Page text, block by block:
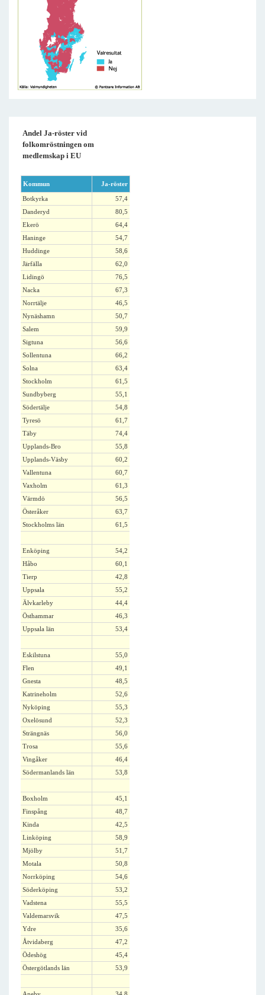
Andel Ja-röster vid
folkomröstningen om
medlemskap i EU
Kommun Ja-röster
Botkyrka
57,4
Danderyd
80,5
Ekerö
64,4
Haninge
54,7
Huddinge
58,6
Järfälla
62,0
Lidingö
76,5
Nacka
67,3
Norrtälje
46,5
Nynäshamn
50,7
Salem
59,9
Sigtuna
56,6
Sollentuna
66,2
Solna
63,4
Stockholm
61,5
Sundbyberg
55,1
Södertälje
54,8
Tyresö
61,7
Täby
74,4
Upplands-Bro
55,8
Upplands-Väsby
60,2
Vallentuna
60,7
Vaxholm
61,3
Värmdö
56,5
Österåker
63,7
Stockholms län
61,5
Enköping
54,2
Håbo
60,1
Tierp
42,8
Uppsala
55,2
Älvkarleby
44,4
Östhammar
46,3
Uppsala län
53,4
Eskilstuna
55,0
Flen
49,1
Gnesta
48,5
Katrineholm
52,6
Nyköping
55,3
Oxelösund
52,3
Strängnäs
56,0
Trosa
55,6
Vingåker
46,4
Södermanlands län
53,8
Boxholm
45,1
Finspång
48,7
Kinda
42,5
Linköping
58,9
Mjölby
51,7
Motala
50,8
Norrköping
54,6
Söderköping
53,2
Vadstena
55,5
Valdemarsvik
47,5
Ydre
35,6
Åtvidaberg
47,2
Ödeshög
45,4
Östergötlands län
53,9